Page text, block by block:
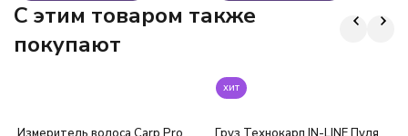
C этим товаром также
покупают
хит